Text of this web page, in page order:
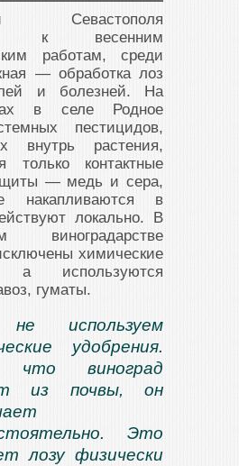
Севастополя
к весенним
работам, среди
— обработка лоз
и болезней. На
в селе Родное
пестицидов,
внутрь растения,
только контактные
— медь и сера,
накапливаются в
локально. В
виноградарстве
химические
а используются
гуматы.
используем
удобрения.
что виноград
из почвы, он
Это
лозу физически